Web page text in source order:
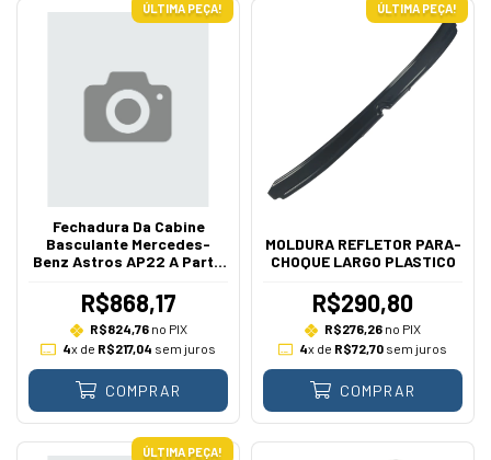
ÚLTIMA PEÇA!
Fechadura Da Cabine
Basculante Mercedes-
Benz Astros AP22 A Partir
R$868,17
R$824,76no PIX
4x de R$217,04 sem juros
COMPRAR
ÚLTIMA PEÇA!
MOLDURA REFLETOR PARA-
CHOQUE LARGO PLASTICO
R$290,80
R$276,26 no PIX
4x de R$72,70 sem juros
COMPRAR
ÚLTIMA PEÇA!